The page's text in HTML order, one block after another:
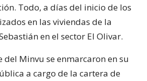
Todo, a días del inicio de los
en las viviendas de la
en el sector El Olivar.
del Minvu se enmarcaron en su
a cargo de la cartera de